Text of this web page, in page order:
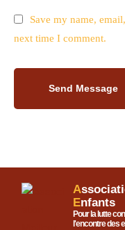
Save my name,
next time I comment.
Send Message
A
Enfants
Pour la lutte
l'encontre des